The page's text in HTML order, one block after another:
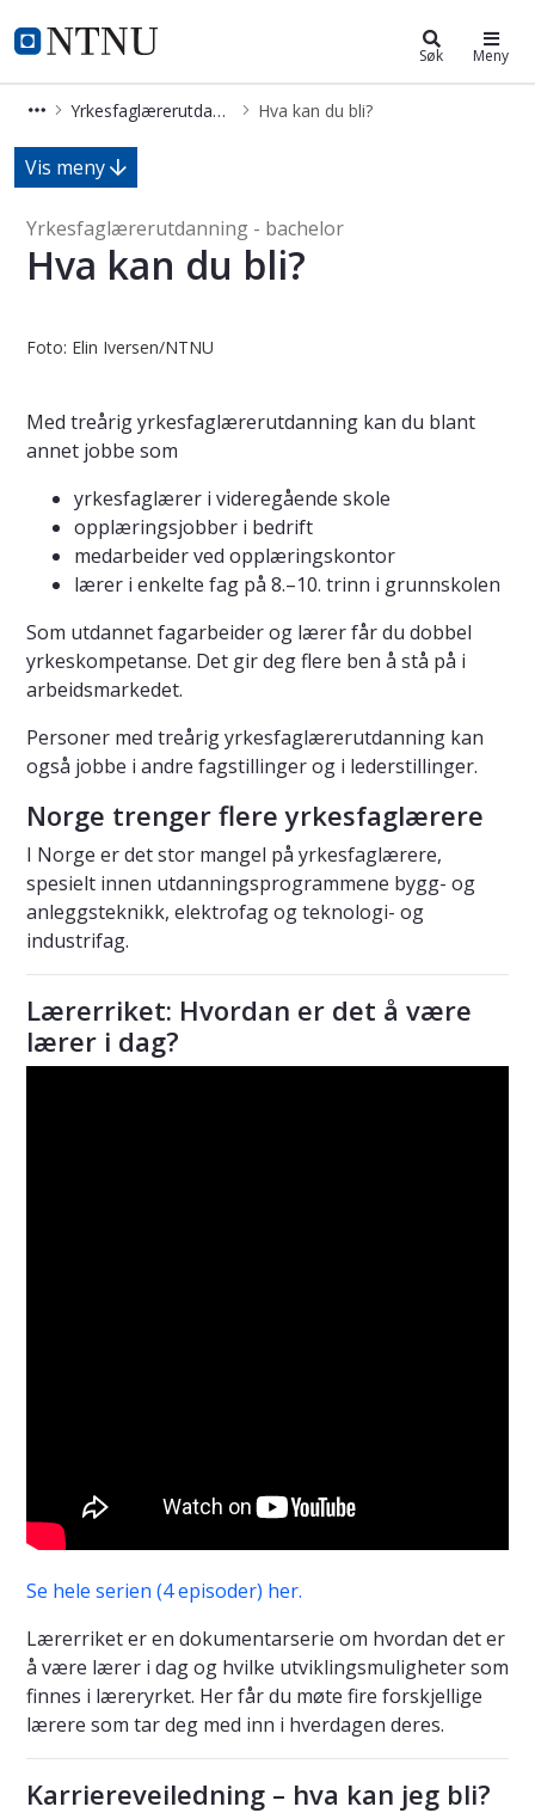
NTNU Hjemmeside
Yrkesfaglærerutdanning - bachelor
Søk Meny
Yrkesfaglærerutdanning - bachelor Hva kan du bli?
Hva kan du bli? -
Vis meny
Yrkesfaglærerutdanning - bachelor
Hva kan du bli?
Foto: Elin Iversen/NTNU
Med treårig yrkesfaglærerutdanning kan du blant
annet jobbe som
yrkesfaglærer i videregående skole
opplæringsjobber i bedrift
medarbeider ved opplæringskontor
lærer i enkelte fag på 8.–10. trinn i grunnskolen
Som utdannet fagarbeider og lærer får du dobbel
yrkeskompetanse. Det gir deg flere ben å stå på i
arbeidsmarkedet.
Personer med treårig yrkesfaglærerutdanning kan
også jobbe i andre fagstillinger og i lederstillinger.
Norge trenger flere yrkesfaglærere
I Norge er det stor mangel på yrkesfaglærere,
spesielt innen utdanningsprogrammene bygg- og
anleggsteknikk, elektrofag og teknologi- og
industrifag.
Lærerriket: Hvordan er det å være
lærer i dag?
Se hele serien (4 episoder) her.
Lærerriket er en dokumentarserie om hvordan det er
å være lærer i dag og hvilke utviklingsmuligheter som
finnes i læreryrket. Her får du møte fire forskjellige
lærere som tar deg med inn i hverdagen deres.
Karriereveiledning – hva kan jeg bli?